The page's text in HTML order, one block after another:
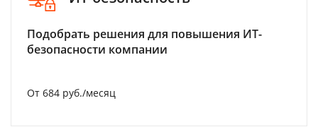
Подобрать решения для повышения ИТ-
безопасности компании
От 684 руб./месяц